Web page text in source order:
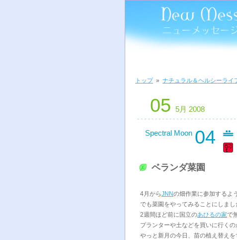
トップ» ナチュラル＆ヘルシーライ
05 5月 2008
Spectral Moon 04
ベランダ菜園
4月からJNNの畑作業に参加するよ
でも菜園をやってみることにしまし
2週間ほど前に国立のあひるの家で
プランターや土などを買いに行く
やっと新月の今日、苗の植え替えを